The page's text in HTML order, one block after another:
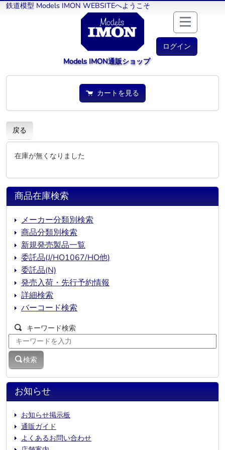
鉄道模型 Models IMON WEBSITEへようこそ
ログイン
Models IMON通販ショップ
カートを見る
戻る
在庫が無くなりました
お知らせ
お知らせ掲示板
通販ガイド
よくあるお問い合わせ
商品在庫検索
メーカー分類別検索
商品分類別検索
新規発売製品一覧
委託品(J/HO1067/HO他)
委託品(N)
発売入荷・先行予約情報
詳細検索
バーコード検索
キーワード検索
検索